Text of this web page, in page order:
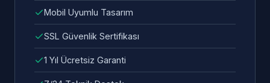
Mobil Uyumlu Tasarım
SSL Güvenlik Sertifikası
1 Yıl Ücretsiz Garanti